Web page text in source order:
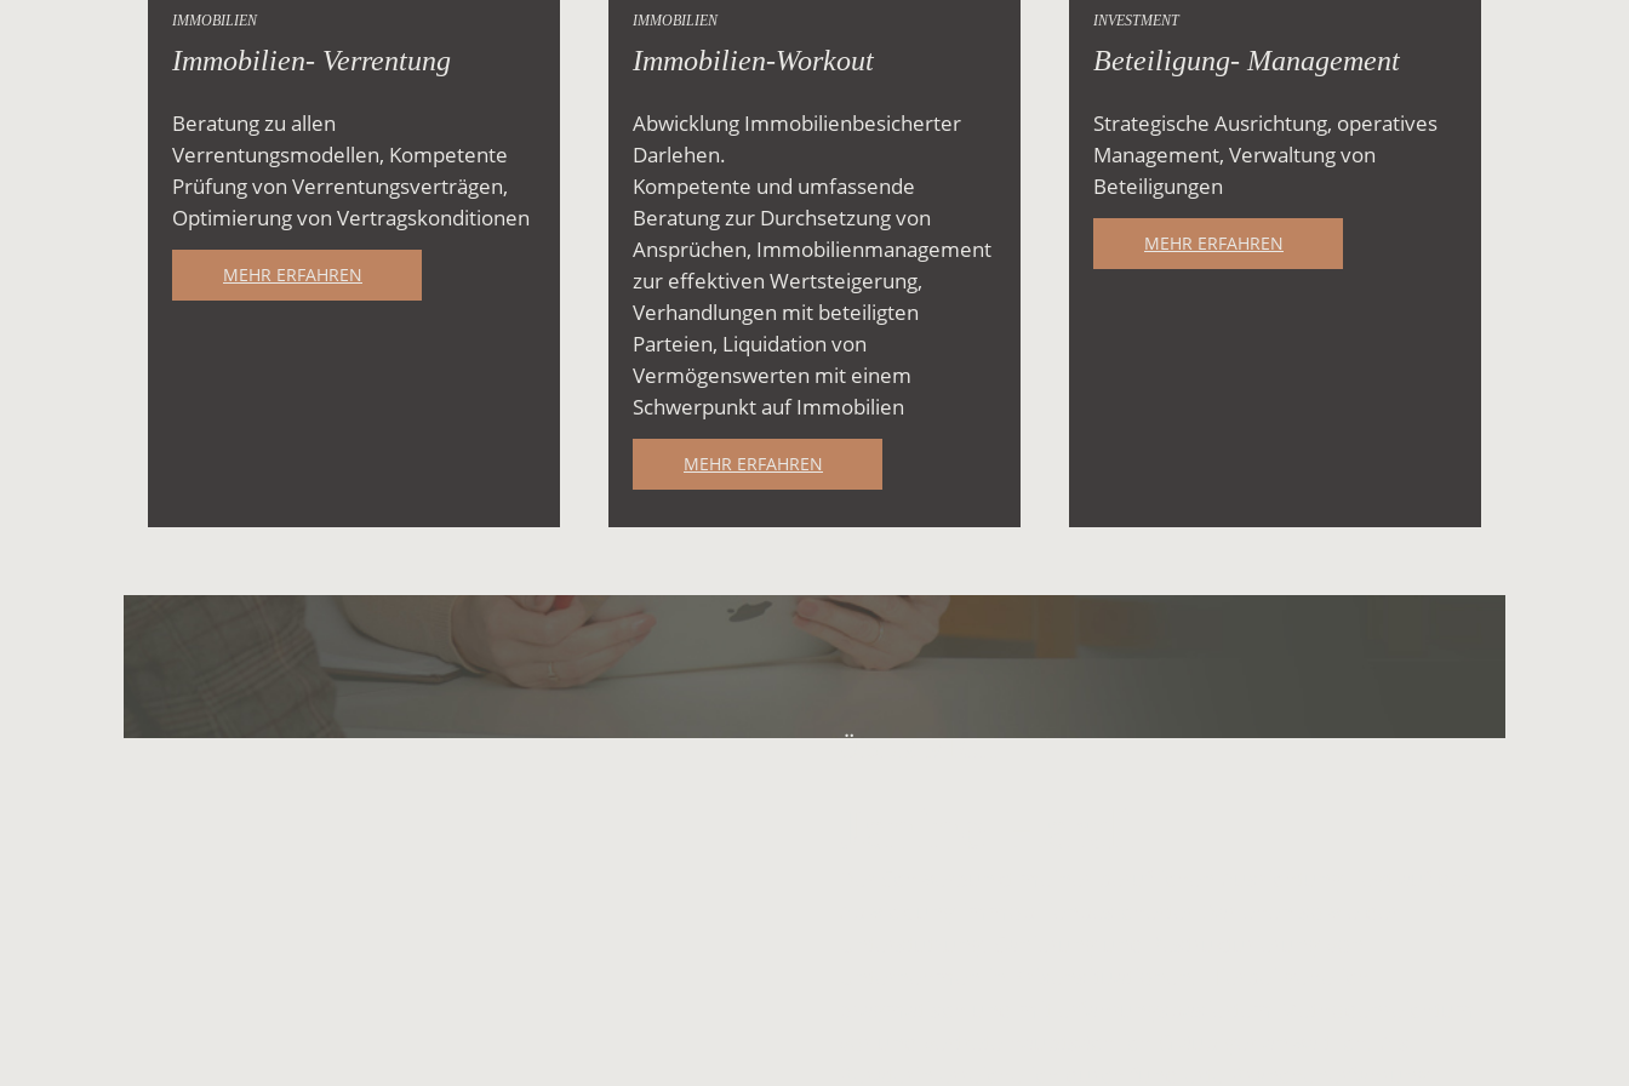
IMMOBILIEN
Immobilien- Verrentung
Beratung zu allen
Verrentungsmodellen, Kompetente
Prüfung von Verrentungsverträgen,
Optimierung von Vertragskonditionen
MEHR ERFAHREN
IMMOBILIEN
Immobilien-Workout
Abwicklung Immobilienbesicherter
Darlehen.
Kompetente und umfassende
Beratung zur Durchsetzung von
Ansprüchen, Immobilienmanagement
zur effektiven Wertsteigerung,
Verhandlungen mit beteiligten
Parteien, Liquidation von
Vermögenswerten mit einem
Schwerpunkt auf Immobilien
MEHR ERFAHREN
INVESTMENT
Beteiligung- Management
Strategische Ausrichtung, operatives
Management, Verwaltung von
Beteiligungen
MEHR ERFAHREN
ÜBER MICH